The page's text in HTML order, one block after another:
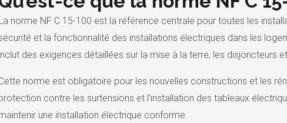
norme NF C 15-100 est la référence centrale pour toutes les
et la fonctionnalité des installations électriques dans les
des exigences détaillées sur la mise à la terre, les disjoncteurs
norme est obligatoire pour les nouvelles constructions et les
contre les surtensions et l’installation des tableaux
une installation électrique conforme.